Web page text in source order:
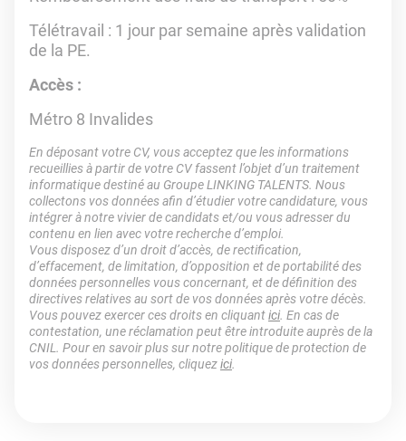
Télétravail : 1 jour par semaine après validation
de la PE.
Accès :
Métro 8 Invalides
En déposant votre CV, vous acceptez que les informations
recueillies à partir de votre CV fassent l’objet d’un traitement
informatique destiné au Groupe LINKING TALENTS. Nous
collectons vos données afin d’étudier votre candidature, vous
intégrer à notre vivier de candidats et/ou vous adresser du
contenu en lien avec votre recherche d’emploi.
Vous disposez d’un droit d’accès, de rectification,
d’effacement, de limitation, d’opposition et de portabilité des
données personnelles vous concernant, et de définition des
directives relatives au sort de vos données après votre décès.
Vous pouvez exercer ces droits en cliquantici. En cas de
contestation, une réclamation peut être introduite auprès de la
CNIL. Pour en savoir plus sur notre politique de protection de
vos données personnelles, cliquezici.